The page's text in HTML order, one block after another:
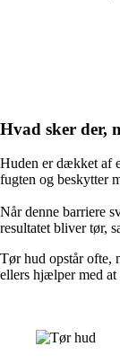
Hvad sker der,
Huden er dækket af
fugten og beskytter
Når denne barriere
resultatet bliver tør,
Tør hud opstår ofte,
ellers hjælper med at